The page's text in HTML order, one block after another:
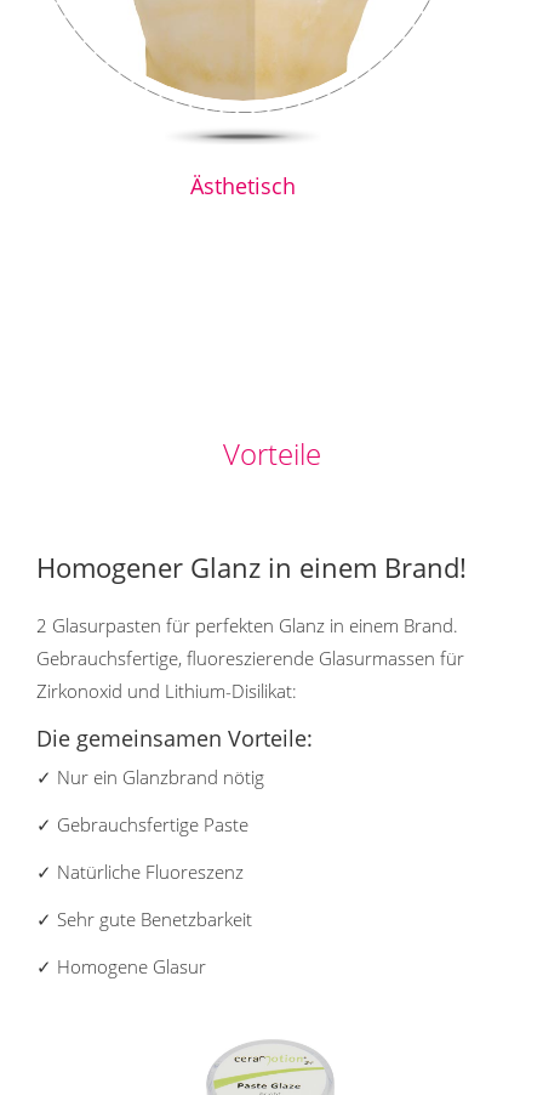
Ästhetisch
Vorteile
Homogener Glanz in einem Brand!
2 Glasurpasten für perfekten Glanz in einem Brand.
Gebrauchsfertige, fluoreszierende Glasurmassen für
Zirkonoxid und Lithium-Disilikat:
Die gemeinsamen Vorteile:
✓ Nur ein Glanzbrand nötig
✓ Gebrauchsfertige Paste
✓ Natürliche Fluoreszenz
✓ Sehr gute Benetzbarkeit
✓ Homogene Glasur